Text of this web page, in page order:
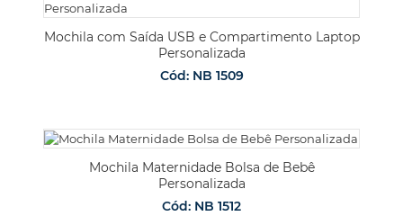
Mochila com Saída USB e Compartimento Laptop
Personalizada
Cód: NB 1509
Mochila Maternidade Bolsa de Bebê
Personalizada
Cód: NB 1512